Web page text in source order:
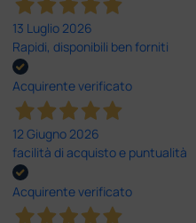
13 Luglio 2026
Rapidi, disponibili ben forniti
Acquirente verificato
12 Giugno 2026
facilità di acquisto e puntualità
Acquirente verificato